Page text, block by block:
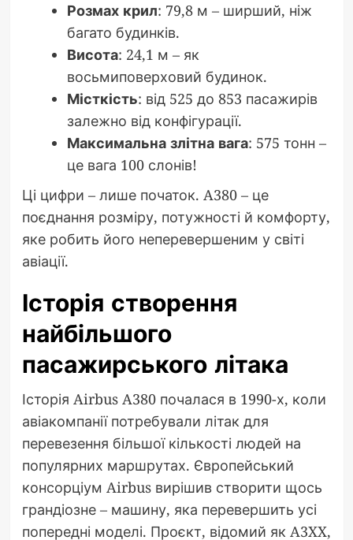
Розмах крил: 79,8 м – ширший, ніж
багато будинків.
Висота: 24,1 м – як
восьмиповерховий будинок.
Місткість: від 525 до 853 пасажирів
залежно від конфігурації.
Максимальна злітна вага: 575 тонн –
це вага 100 слонів!
Ці цифри – лише початок. A380 – це
поєднання розміру, потужності й комфорту,
яке робить його неперевершеним у світі
авіації.
Історія створення
найбільшого
пасажирського літака
Історія Airbus A380 почалася в 1990-х, коли
авіакомпанії потребували літак для
перевезення більшої кількості людей на
популярних маршрутах. Європейський
консорціум Airbus вирішив створити щось
грандіозне – машину, яка перевершить усі
попередні моделі. Проєкт, відомий як A3XX,